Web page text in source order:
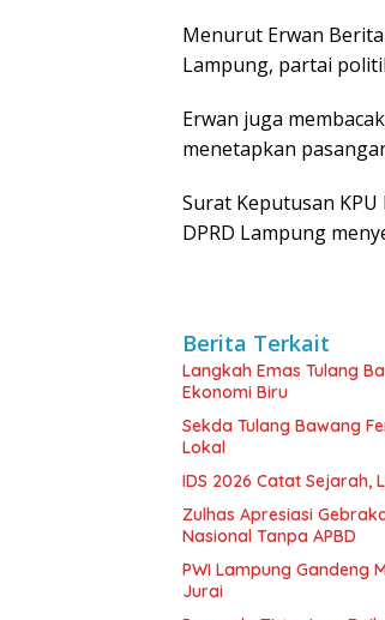
Menurut Erwan
Lampung, partai
Erwan juga
menetapkan
Surat Keputusan
DPRD Lampung
Berita Terkait
Langkah Emas Tulang
Ekonomi Biru
Sekda Tulang Bawang
Lokal
IDS 2026 Catat Sejarah,
Zulhas Apresiasi
Nasional Tanpa APBD
PWI Lampung Gandeng
Jurai